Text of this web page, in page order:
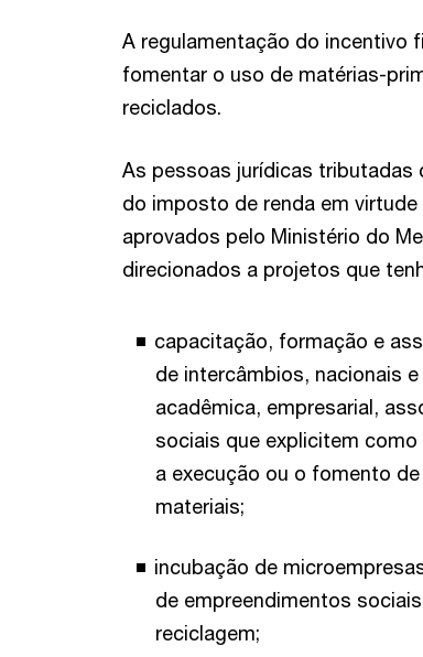
A regulamentação do incentivo
fomentar o uso de matérias-
reciclados.
As pessoas jurídicas tributadas
do imposto de renda em
aprovados pelo Ministério do
direcionados a projetos que
capacitação, formação e
de intercâmbios, nacionais
acadêmica, empresarial,
sociais que explicitem
a execução ou o fomento
materiais;
incubação de
de empreendimentos
reciclagem;